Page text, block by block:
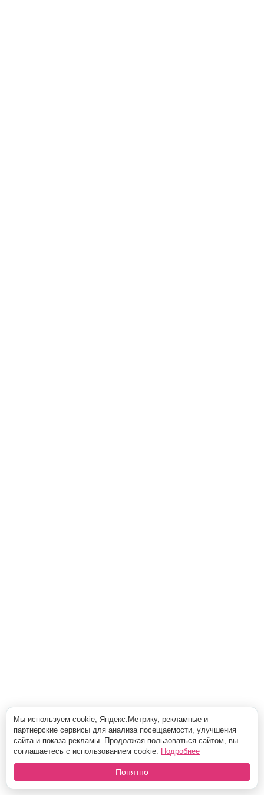
Мы используем cookie, Яндекс.Метрику, рекламные и
партнерские сервисы для анализа посещаемости, улучшения
сайта и показа рекламы. Продолжая пользоваться сайтом, вы
соглашаетесь с использованием cookie. Подробнее
Понятно